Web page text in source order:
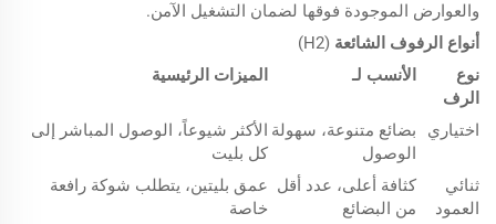
والعوارض الموجودة فوقها لضمان التشغيل الآمن.
أنواع الرفوف الشائعة (H2)
نوع
الرف
الأنسب لـ الميزات الرئيسية
اختياري
بضائع متنوعة، سهولة
الوصول
الأكثر شيوعاً، الوصول المباشر إلى
كل بليت
ثنائي
العمود
كثافة أعلى، عدد أقل
من البضائع
عمق بليتين، يتطلب شوكة رافعة
خاصة